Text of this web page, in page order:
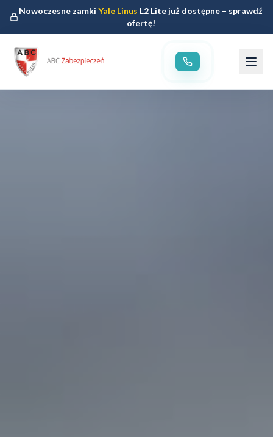
Nowoczesne zamkiYale Linus L2 Lite już dostępne – sprawdź
ofertę!